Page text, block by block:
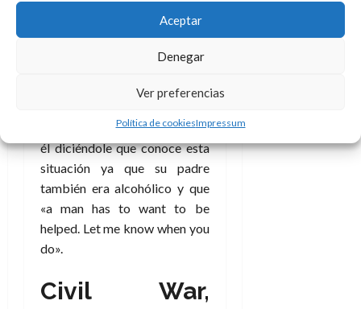
Aceptar
Denegar
Ver preferencias
Política de cookiesImpressum
de otros elIron Mannº 127 de
1979 en que no hay lucha física
diálogo entre los dos hombres
cuando Tony está cayendo
alcoholismo y Steve se abre a
él diciéndole que conoce esta
situación ya que su padre
también era alcohólico y que
«a man has to want to be
helped. Let me know when you
do».
Civil War,